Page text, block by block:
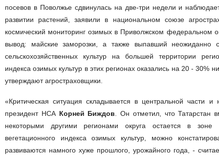
посевов в Поволжье сдвинулась на две-три недели и
развитии растений, заявили в национальном союзе
космический мониторинг озимых в Приволжском федеральном
вывод: майские заморозки, а также выпавший неожиданно
сельскохозяйственных культур на большей территории
индекса озимых культур в этих регионах оказались на 20 - 30%
утверждают агростраховщики.
«Критическая ситуация складывается в центральной части
президент НСА Корней Биждов. Он отметил, что Татарстан
некоторыми другими регионами округа остается в зоне
вегетационного индекса озимых культур, можно
развиваются намного хуже прошлого, урожайного года, -